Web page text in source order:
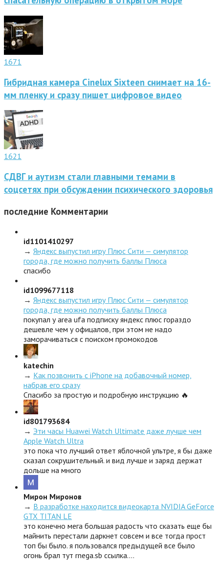
1671
Гибридная камера Cinelux Sixteen снимает на 16-
мм пленку и сразу пишет цифровое видео
1621
СДВГ и аутизм стали главными темами в
соцсетях при обсуждении психического здоровья
последние Комментарии
id1101410297
→ Яндекс выпустил игру Плюс Сити — симулятор
города, где можно получить баллы Плюса
спасибо
id1099677118
→ Яндекс выпустил игру Плюс Сити — симулятор
города, где можно получить баллы Плюса
покупал у area ufa подписку яндекс плюс гораздо
дешевле чем у офицалов, при этом не надо
заморачиваться с поиском промокодов
katechin
→ Как позвонить с iPhone на добавочный номер,
набрав его сразу
Спасибо за простую и подробную инструкцию 🔥
id801793684
→ Эти часы Huawei Watch Ultimate даже лучше чем
Apple Watch Ultra
это пока что лучший ответ яблочной ультре, я бы даже
сказал сокрушительный. и вид лучше и заряд держат
дольше на много
Мирон Миронов
→ В разработке находится видеокарта NVIDIA GeForce
GTX TITAN LE
это конечно мега большая радость что сказать еще бы
майнить перестали даркнет совсем и все тогда прост
топ бы было. я пользовался предыдущей все было
огонь брал тут rnega.sb ссылка.…